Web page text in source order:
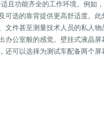
且功能齐全的工作环境。例如
可选的靠背提供更高舒适度。
文件甚至测量技术人员的私人物
办公室般的感觉。壁挂式液晶
还可以选择为测试车配备两个屏